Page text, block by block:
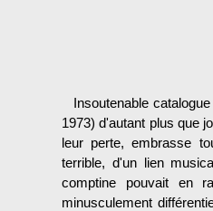
Insoutenable
1973) d'autant plus que
leur perte, embrasse
terrible, d'un lien
comptine pouvait en
minusculement